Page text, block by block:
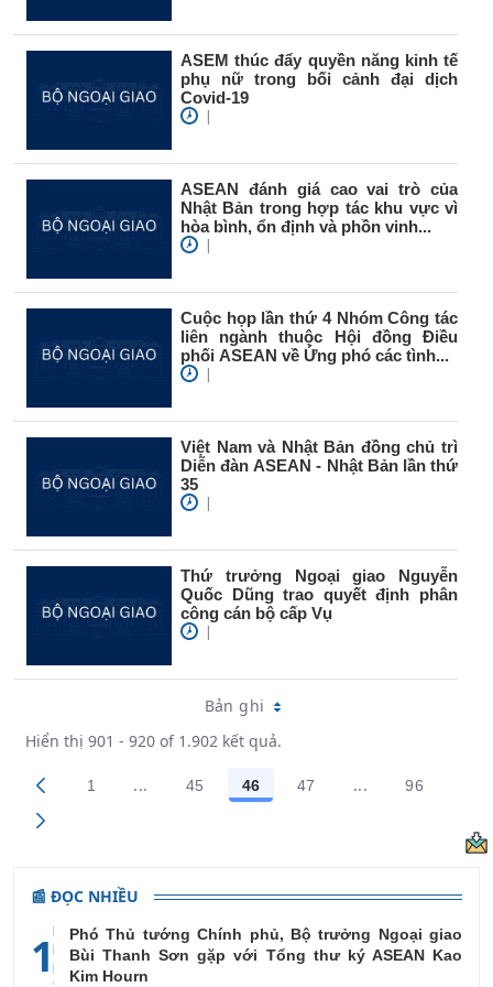
ASEM thúc đẩy quyền năng kinh tế
phụ nữ trong bối cảnh đại dịch
Covid-19
|
ASEAN đánh giá cao vai trò của
Nhật Bản trong hợp tác khu vực vì
hòa bình, ổn định và phồn vinh...
|
Cuộc họp lần thứ 4 Nhóm Công tác
liên ngành thuộc Hội đồng Điều
phối ASEAN về Ứng phó các tình...
|
Việt Nam và Nhật Bản đồng chủ trì
Diễn đàn ASEAN - Nhật Bản lần thứ
35
|
Thứ trưởng Ngoại giao Nguyễn
Quốc Dũng trao quyết định phân
công cán bộ cấp Vụ
|
Bản ghi
Hiển thị 901 - 920 of 1.902 kết quả.
Các trang trên cổng
1 ...Trang trung gian Use TAB to navigate.
Các trang trên cổng
45 Các trang trên cổng
46 Các trang trên cổng
47 ...Trang trung
Các
96
📰 ĐỌC NHIỀU
1
Phó Thủ tướng Chính phủ, Bộ trưởng Ngoại giao
Bùi Thanh Sơn gặp với Tổng thư ký ASEAN Kao
Kim Hourn